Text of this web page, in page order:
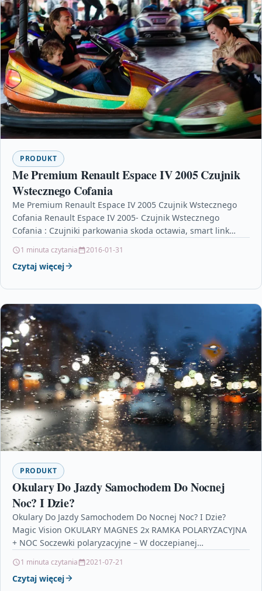
PRODUKT
Me Premium Renault Espace IV 2005 Czujnik
Wstecznego Cofania
Me Premium Renault Espace IV 2005 Czujnik Wstecznego
Cofania Renault Espace IV 2005- Czujnik Wstecznego
Cofania : Czujniki parkowania skoda octawia, smart link
1 minuta czytania 2016-01-31
Czytaj więcej
PRODUKT
Okulary Do Jazdy Samochodem Do Nocnej
Noc? I Dzie?
Okulary Do Jazdy Samochodem Do Nocnej Noc? I Dzie?
Magic Vision OKULARY MAGNES 2x RAMKA POLARYZACYJNA
+ NOC Soczewki polaryzacyjne – W doczepianej
1 minuta czytania 2021-07-21
Czytaj więcej